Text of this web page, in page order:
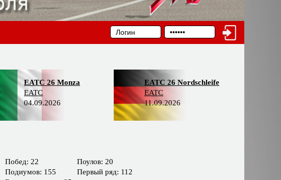
EATC 26 Monza
EATC
04.09.2026
EATC 26 Nordschleife
EATC
11.09.2026
Побед: 22
Подиумов: 155
Поулов: 20
Первый ряд: 112